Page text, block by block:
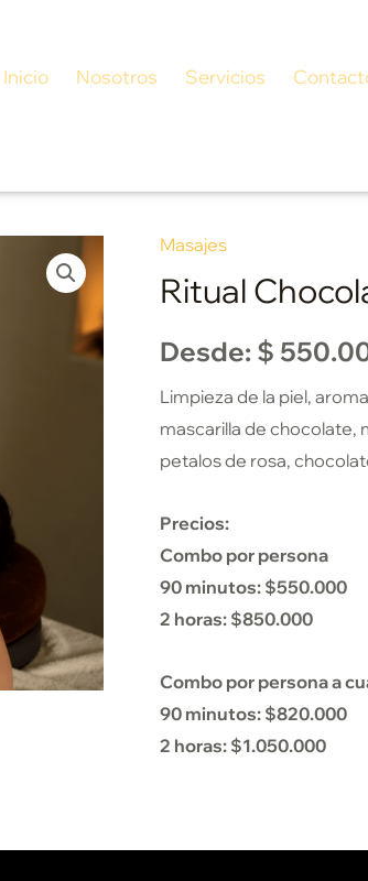
Inicio Nosotros Servicios
Masajes
Ritual
Desde: $
Limpieza de la piel,
mascarilla de chocolate,
petalos de rosa,
Precios:
Combo por persona
90 minutos: $550.000
2 horas: $850.000
Combo por persona a
90 minutos: $820.000
2 horas: $1.050.000